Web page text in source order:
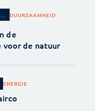
DUURZAAMHEID
de
voor de natuur
ENERGIE